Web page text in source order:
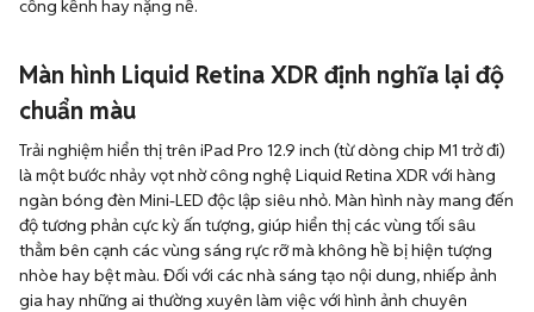
cồng kềnh hay nặng nề.
Màn hình Liquid Retina XDR định nghĩa lại độ
chuẩn màu
Trải nghiệm hiển thị trên iPad Pro 12.9 inch (từ dòng chip M1 trở đi)
là một bước nhảy vọt nhờ công nghệ Liquid Retina XDR với hàng
ngàn bóng đèn Mini-LED độc lập siêu nhỏ. Màn hình này mang đến
độ tương phản cực kỳ ấn tượng, giúp hiển thị các vùng tối sâu
thẳm bên cạnh các vùng sáng rực rỡ mà không hề bị hiện tượng
nhòe hay bệt màu. Đối với các nhà sáng tạo nội dung, nhiếp ảnh
gia hay những ai thường xuyên làm việc với hình ảnh chuyên